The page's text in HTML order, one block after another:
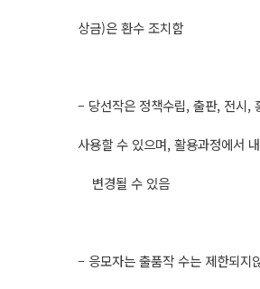
상금)은 환수 조치함
– 당선작은 정책수립, 출판, 전시,
사용할 수 있으며, 활용과정에서
변경될 수 있음
– 응모자는 출품작 수는 제한되지